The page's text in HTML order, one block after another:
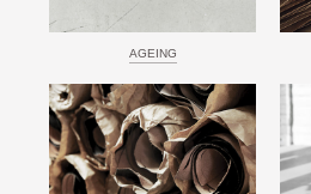
AGEING